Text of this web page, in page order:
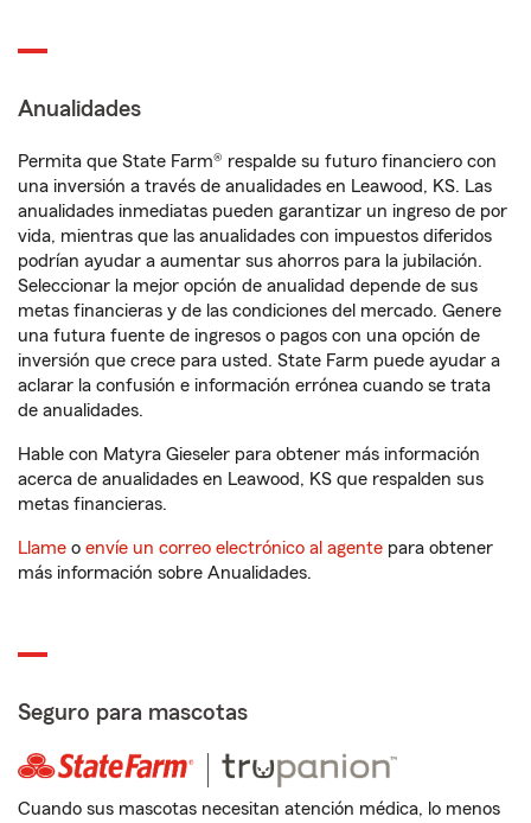
Anualidades
Permita que State Farm® respalde su futuro financiero con
una inversión a través de anualidades en Leawood, KS. Las
anualidades inmediatas pueden garantizar un ingreso de por
vida, mientras que las anualidades con impuestos diferidos
podrían ayudar a aumentar sus ahorros para la jubilación.
Seleccionar la mejor opción de anualidad depende de sus
metas financieras y de las condiciones del mercado. Genere
una futura fuente de ingresos o pagos con una opción de
inversión que crece para usted. State Farm puede ayudar a
aclarar la confusión e información errónea cuando se trata
de anualidades.
Hable con Matyra Gieseler para obtener más información
acerca de anualidades en Leawood, KS que respalden sus
metas financieras.
Llame o envíe un correo electrónico al agente para obtener
más información sobre Anualidades.
Seguro para mascotas
Cuando sus mascotas necesitan atención médica, lo menos